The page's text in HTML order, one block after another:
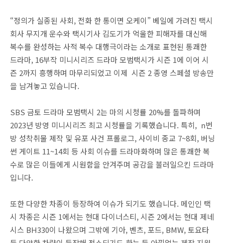
“정의가 실종된 사회, 전화 한 통이면 오케이” 베일에 가려진 택시
회사 무지개 운수와 택시기사 김도기가 억울한 피해자를 대신해
복수를 완성하는 사적 복수 대행극이라는 소개로 표현된 통쾌한
드라마, 16부작 미니시리즈 드라마 모범택시가 시즌 1에 이어 시
즌 2까지 흥행하며 마무리되었고 이제 시즌 2 종영 스페셜 방송만
을 남겨놓고 있습니다.
SBS 금토 드라마 모범택시 2는 마의 시청률 20%를 돌파하며
2023년 방영 미니시리즈 최고 시청률을 기록했습니다. 특히, n번
방 성착취물 제작 및 유포 사건 프롤로그, 사이비 종교 7~8회, 버닝
썬 게이트 11~14회 등 사회 이슈를 드라마화하며 많은 통쾌한 복
수로 많은 이들에게 시원함을 안겨주며 공감을 불러일으킨 드라마
입니다.
또한 다양한 차종이 등장하여 이슈가 되기도 했습니다. 메인인 택
시 차종은 시즌 1에서는 현대 다이너스티, 시즌 2에서는 현대 제네
시스 BH330이 나왔으며 그밖에 기아, 벤츠, 포드, BMW, 토요타